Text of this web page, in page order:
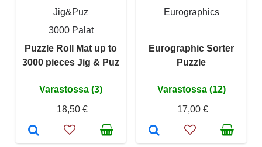
Jig&Puz
3000 Palat
Puzzle Roll Mat up to
3000 pieces Jig & Puz
Varastossa (3)
18,50 €
Eurographics
Eurographic Sorter
Puzzle
Varastossa (12)
17,00 €